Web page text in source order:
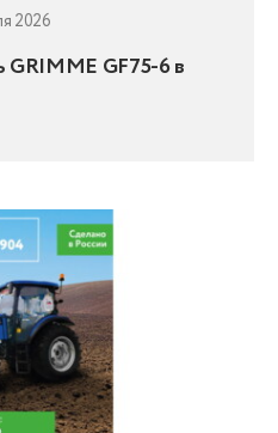
2026
GRIMME GF75-6 в